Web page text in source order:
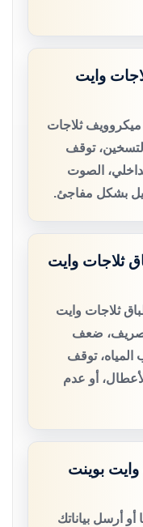
وايت
ثلاجات
توقف
الصوت
بشكل مفاجئ.
ثلاجات وايت
ثلاجات وايت
ضعف
المياه، توقف
أو عدم
وايت بوينت
أو أرسل بياناتك